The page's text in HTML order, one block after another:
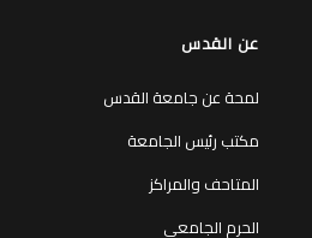
عن القدس
لمحة عن جامعة القدس
مكتب رئيس الجامعة
المتاحف والمراكز
الحرم الجامعي